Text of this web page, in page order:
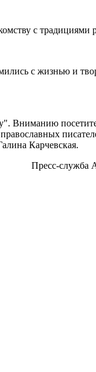
с традициями
с жизнью и
Вниманию
православных
Карчевская.
Пресс-служба